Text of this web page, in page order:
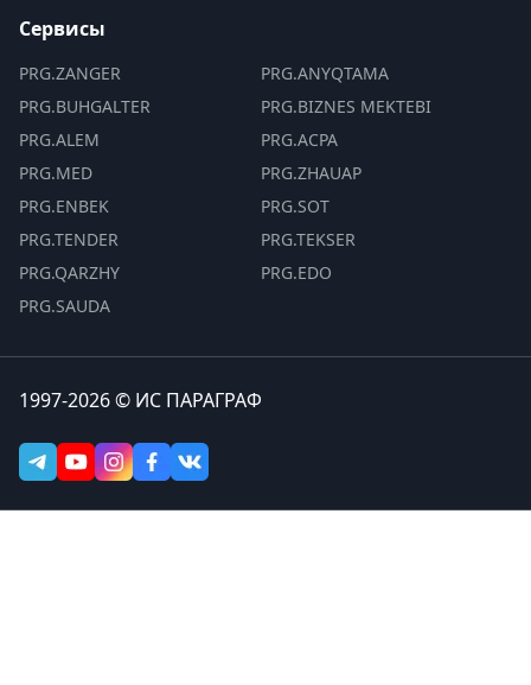
Сервисы
PRG.ZANGER
PRG.BUHGALTER
PRG.ALEM
PRG.MED
PRG.ENBEK
PRG.TENDER
PRG.QARZHY
PRG.SAUDA
PRG.ANYQTAMA
PRG.BIZNES MEKTEBI
PRG.ACPA
PRG.ZHAUAP
PRG.SOT
PRG.TEKSER
PRG.EDO
1997-2026 © ИС ПАРАГРАФ